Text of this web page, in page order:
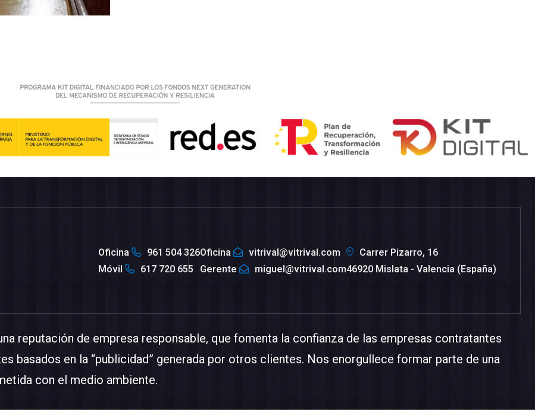
Oficina
961 504 326
Móvil
617 720 655
Oficina
vitrival@vitrival.com
Gerente
miguel@vitrival.com
Carrer Pizarro, 16
46920 Mislata - Valencia (España)
reputación de empresa responsable, que fomenta la confianza de las empresas contratantes
basados en la “publicidad” generada por otros clientes. Nos enorgullece formar parte de una
con el medio ambiente.